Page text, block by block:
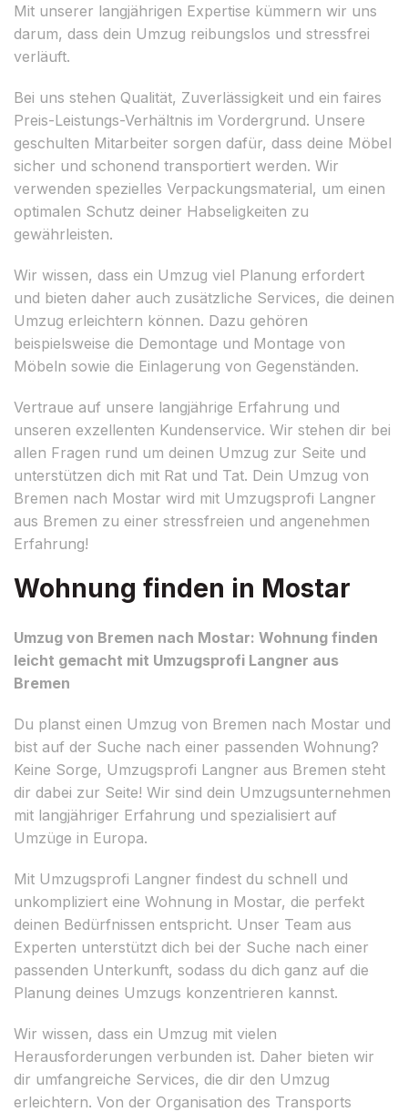
Mit unserer langjährigen Expertise kümmern wir uns
darum, dass dein Umzug reibungslos und stressfrei
verläuft.
Bei uns stehen Qualität, Zuverlässigkeit und ein faires
Preis-Leistungs-Verhältnis im Vordergrund. Unsere
geschulten Mitarbeiter sorgen dafür, dass deine Möbel
sicher und schonend transportiert werden. Wir
verwenden spezielles Verpackungsmaterial, um einen
optimalen Schutz deiner Habseligkeiten zu
gewährleisten.
Wir wissen, dass ein Umzug viel Planung erfordert
und bieten daher auch zusätzliche Services, die deinen
Umzug erleichtern können. Dazu gehören
beispielsweise die Demontage und Montage von
Möbeln sowie die Einlagerung von Gegenständen.
Vertraue auf unsere langjährige Erfahrung und
unseren exzellenten Kundenservice. Wir stehen dir bei
allen Fragen rund um deinen Umzug zur Seite und
unterstützen dich mit Rat und Tat. Dein Umzug von
Bremen nach Mostar wird mit Umzugsprofi Langner
aus Bremen zu einer stressfreien und angenehmen
Erfahrung!
Wohnung finden in Mostar
Umzug von Bremen nach Mostar: Wohnung finden
leicht gemacht mit Umzugsprofi Langner aus
Bremen
Du planst einen Umzug von Bremen nach Mostar und
bist auf der Suche nach einer passenden Wohnung?
Keine Sorge, Umzugsprofi Langner aus Bremen steht
dir dabei zur Seite! Wir sind dein Umzugsunternehmen
mit langjähriger Erfahrung und spezialisiert auf
Umzüge in Europa.
Mit Umzugsprofi Langner findest du schnell und
unkompliziert eine Wohnung in Mostar, die perfekt
deinen Bedürfnissen entspricht. Unser Team aus
Experten unterstützt dich bei der Suche nach einer
passenden Unterkunft, sodass du dich ganz auf die
Planung deines Umzugs konzentrieren kannst.
Wir wissen, dass ein Umzug mit vielen
Herausforderungen verbunden ist. Daher bieten wir
dir umfangreiche Services, die dir den Umzug
erleichtern. Von der Organisation des Transports